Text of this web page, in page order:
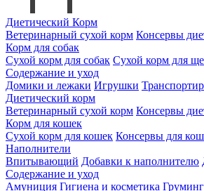
Диетический Корм
Ветеринарный сухой корм Консервы
Корм для собак
Сухой корм для собак Сухой корм для
Содержание и уход
Домики и лежаки Игрушки
Диетический корм
Ветеринарный сухой корм Консервы
Корм для кошек
Сухой корм для кошек Консервы для
Наполнители
Впитывающий Добавки к наполнителю
Содержание и уход
Амуниция Гигиена и косметика Груминг